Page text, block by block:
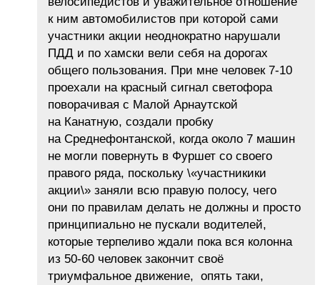
к ним автомобилистов при которой сами
участники акции неоднократно нарушали
ПДД и по хамски вели себя на дорогах
общего пользования. При мне человек 7-10
проехали на красный сигнал светофора
поворачивая с Малой Арнаутской
на Канатную, создали пробку
на Среднефонтанской, когда около 7 машин
не могли повернуть в Фуршет со своего
правого ряда, поскольку \«участникики
акции\» заняли всю правую полосу, чего
они по правилам делать не должны и просто
принципиально не пускали водителей,
которые терпеливо ждали пока вся колонна
из 50-60 человек закончит своё
триумфальное движение, опять таки,